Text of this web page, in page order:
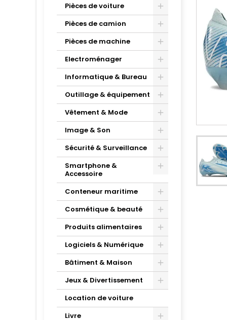
Pièces de voiture
Pièces de camion
Pièces de machine
Electroménager
Informatique & Bureau
Outillage & équipement
Vêtement & Mode
Image & Son
Sécurité & Surveillance
Smartphone &
Accessoire
Conteneur maritime
Cosmétique & beauté
Produits alimentaires
Logiciels & Numérique
Bâtiment & Maison
Jeux & Divertissement
Location de voiture
Livre